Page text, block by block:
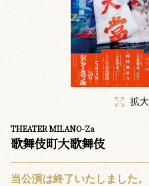
拡大
THEATER MILANO-Za
歌舞伎町大歌舞伎
当公演は終了いたしました。